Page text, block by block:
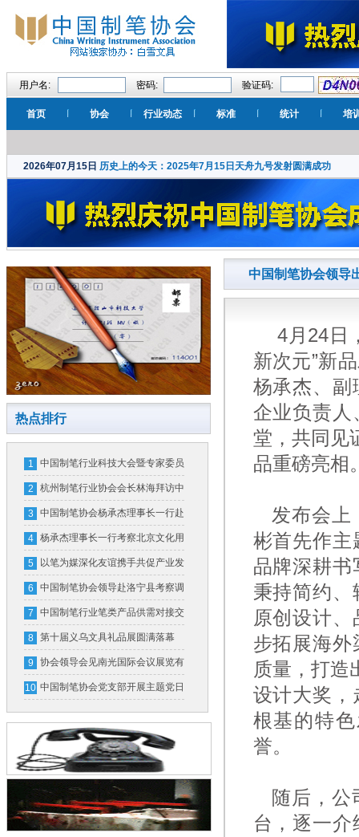
用户名: 密码: 验证码:
首页 协会 行业动态 标准 统计 培
2026年07月15日 历史上的今天：2025年7月15日天舟九号发射圆满成功
热点排行
1 中国制笔行业科技大会暨专家委员
会换届大会在北京隆重召开
2 杭州制笔行业协会会长林海拜访中
国制笔协会
3 中国制笔协会杨承杰理事长一行赴
横琴粤澳深度合作区和广东省文化
用品行业协会考察交流
4 杨承杰理事长一行考察北京文化用
品行业协会并开展座谈交流
5 以笔为媒深化友谊携手共促产业发
展
6 中国制笔协会领导赴洛宁县考察调
研
7 中国制笔行业笔类产品供需对接交
流会在义乌成功举办
8 第十届义乌文具礼品展圆满落幕
首届制笔文具工业展全新亮相
9 协会领导会见南光国际会议展览有
限公司领导一行
10 中国制笔协会党支部开展主题党日
活动
中国制笔协会领导
4月24日
新次元”新
杨承杰、副
企业负责人
堂，共同见
品重磅亮相
发布会上
彬首先作主
品牌深耕
秉持简约
原创设计
步拓展海
质量，打造
设计大奖，
根基的特
誉。
随后，公
台，逐一